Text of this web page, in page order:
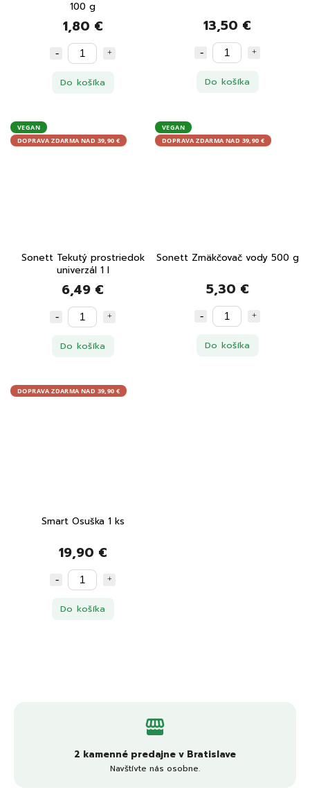
100 g
1,80 €
Do košíka
13,50 €
Do košíka
VEGAN
DOPRAVA ZDARMA NAD 39,90 €
Sonett Tekutý prostriedok
univerzál 1 l
6,49 €
Do košíka
VEGAN
DOPRAVA ZDARMA NAD 39,90 €
Sonett Zmäkčovač vody 500 g
5,30 €
Do košíka
DOPRAVA ZDARMA NAD 39,90 €
Smart Osuška 1 ks
19,90 €
Do košíka
2 kamenné predajne v Bratislave
Navštívte nás osobne.